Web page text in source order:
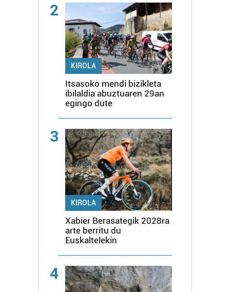
2
KIROLA
Itsasoko mendi bizikleta
ibilaldia abuztuaren 29an
egingo dute
3
KIROLA
Xabier Berasategik 2028ra
arte berritu du
Euskaltelekin
4